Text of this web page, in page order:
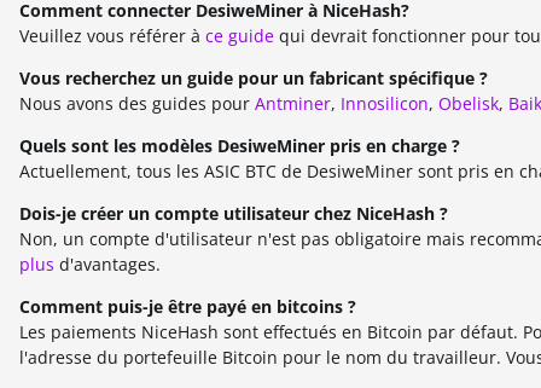
ETCHASH
VERUSHASH
NEXAPOW
ALEPHIUM
FISHHASH
Comment connecter DesiweMiner à NiceHash?
Veuillez vous référer à ce guide qui devrait fonctionner pour
Vous recherchez un guide pour un fabricant spécifique ?
Nous avons des guides pour Antminer, Innosilicon, Obelisk,
Quels sont les modèles DesiweMiner pris en charge ?
Actuellement, tous les ASIC BTC de DesiweMiner sont pris en
Dois-je créer un compte utilisateur chez NiceHash ?
Non, un compte d'utilisateur n'est pas obligatoire mais
plus d'avantages.
Comment puis-je être payé en bitcoins ?
Les paiements NiceHash sont effectués en Bitcoin par
l'adresse du portefeuille Bitcoin pour le nom du travailleur.